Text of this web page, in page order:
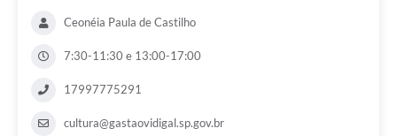
Ceonéia Paula de Castilho
7:30-11:30 e 13:00-17:00
17997775291
cultura@gastaovidigal.sp.gov.br